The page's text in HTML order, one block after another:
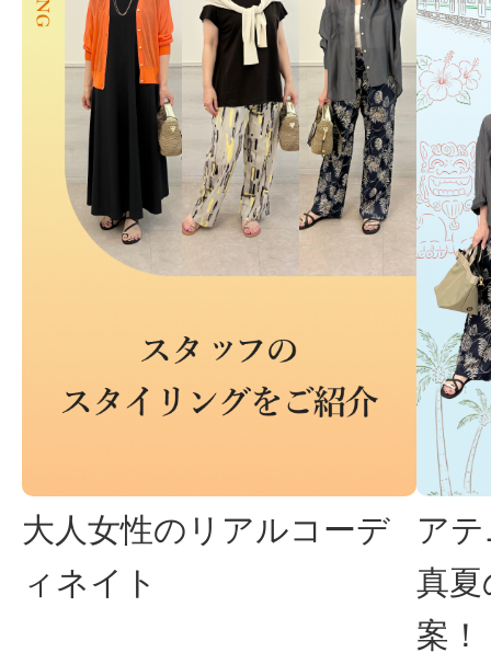
大人女性のリアルコーデ
ィネイト
ア
真夏
案！